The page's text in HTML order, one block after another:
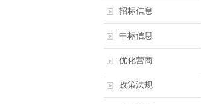
招标信息
中标信息
优化营商
政策法规